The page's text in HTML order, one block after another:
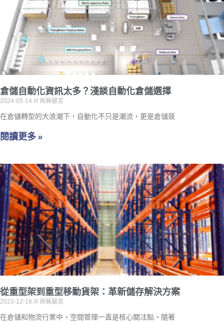
倉儲自動化資訊太多？淺談自動化倉儲選擇
2024-05-14 尚無留言
在倉儲轉型的大浪潮下，自動化不只是潮流，更是倉儲競
閱讀更多 »
從重型架到重型移動貨架：革新儲存解決方案
2023-12-18 尚無留言
在倉儲和物流行業中，空間管理一直是核心關注點。隨著